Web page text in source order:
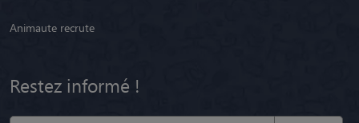
Animaute recrute
Restez informé !